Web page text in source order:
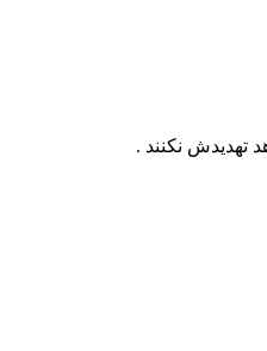
تهدیدش نکنند .